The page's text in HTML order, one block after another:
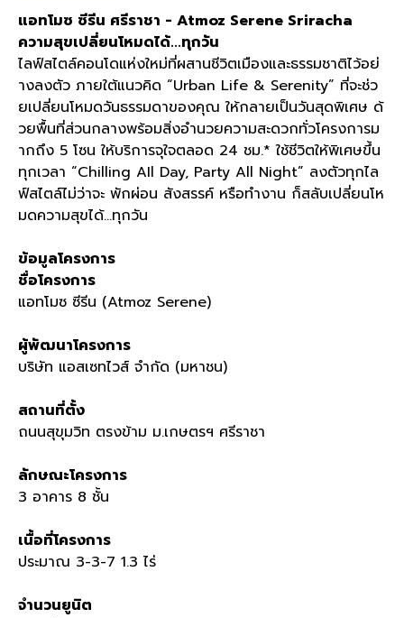
แอทโมซ ซีรีน ศรีราชา - Atmoz Serene Sriracha
ความสุขเปลี่ยนโหมดได้...ทุกวัน
ไลฟ์สไตล์คอนโดแห่งใหม่ที่ผสานชีวิตเมืองและธรรมชาติไว้อย่
างลงตัว ภายใต้แนวคิด “Urban Life & Serenity” ที่จะช่ว
ยเปลี่ยนโหมดวันธรรมดาของคุณ ให้กลายเป็นวันสุดพิเศษ ด้
วยพื้นที่ส่วนกลางพร้อมสิ่งอำนวยความสะดวกทั่วโครงการม
ากถึง 5 โซน ให้บริการจุใจตลอด 24 ชม.*ใช้ชีวิตให้พิเศษขึ้น
ทุกเวลา “Chilling AIl Day, Party All Night” ลงตัวทุกไล
ฟ์สไตล์ไม่ว่าจะ พักผ่อน สังสรรค์ หรือทำงาน ก็สลับเปลี่ยนโห
มดความสุขได้…ทุกวัน
ข้อมูลโครงการ
ชื่อโครงการ
แอทโมซ ซีรีน (Atmoz Serene)
ผู้พัฒนาโครงการ
บริษัท แอสเซทไวส์ จำกัด (มหาชน)
สถานที่ตั้ง
ถนนสุขุมวิท ตรงข้าม ม.เกษตรฯ ศรีราชา
ลักษณะโครงการ
3 อาคาร 8 ชั้น
เนื้อที่โครงการ
ประมาณ 3-3-7 1.3 ไร่
จำนวนยูนิต